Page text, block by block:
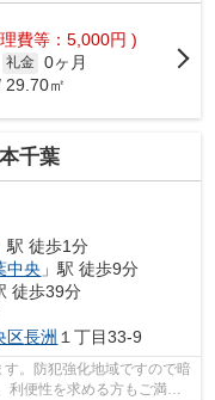
費等：5,000円 )
礼金 0ヶ月
29.70㎡
千葉
駅 徒歩1分
中央 」駅 徒歩9分
徒歩39分
区長洲 １丁目33-9
。防犯強化地域ですので暗
利便性を求める方もご満足